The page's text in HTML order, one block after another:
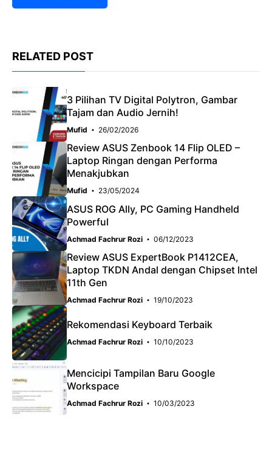
RELATED POST
3 Pilihan TV Digital Polytron, Gambar
Tajam dan Audio Jernih!
Mufid 26/02/2026
Review ASUS Zenbook 14 Flip OLED –
Laptop Ringan dengan Performa
Menakjubkan
Mufid 23/05/2024
ASUS ROG Ally, PC Gaming Handheld
Powerful
Achmad Fachrur Rozi 06/12/2023
Review ASUS ExpertBook P1412CEA,
Laptop TKDN Andal dengan Chipset Intel
11th Gen
Achmad Fachrur Rozi 19/10/2023
Rekomendasi Keyboard Terbaik
Achmad Fachrur Rozi 10/10/2023
Mencicipi Tampilan Baru Google
Workspace
Achmad Fachrur Rozi 10/03/2023